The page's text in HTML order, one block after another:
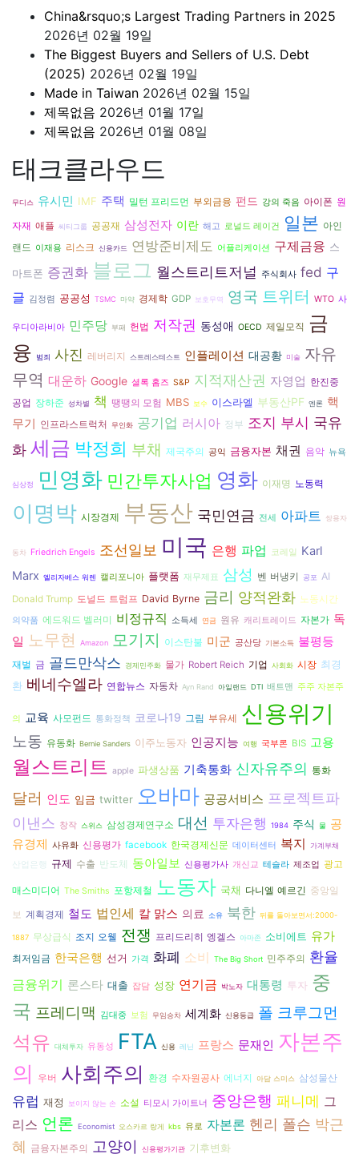
China&rsquo;s Largest Trading Partners in 2025
2026년 02월 19일
The Biggest Buyers and Sellers of U.S. Debt
(2025) 2026년 02월 19일
Made in Taiwan 2026년 02월 15일
제목없음 2026년 01월 17일
제목없음 2026년 01월 08일
태크클라우드
무디스 유시민 IMF 주택 밀턴 프리드먼 부외금융 펀드 강의 죽음 아이폰 원
자재 애플 씨티그룹 공공재 삼성전자 이란 해고 로널드 레이건 일본 아인
랜드 이재용 리스크 신용카드 연방준비제도 어플리케이션 구제금융 스
마트폰 증권화 블로그 월스트리트저널 주식회사 fed 구
글 김정렴 공공성 TSMC 마약 경제학 GDP 보호무역 영국 트위터 WTO 사
우디아라비아 민주당 부패 헌법 저작권 동성애 OECD 제일모직 금
융
범죄 사진 레버리지 스트레스테스트 인플레이션 대공황 미술 자유
무역 대운하 Google 셜록 홈즈 S&P 지적재산권 자영업 한진중
공업 장하준 성차별 책 땡땡의 모험 MBS 보수 이스라엘 부동산PF 엔론 핵
무기 인프라스트럭처 무인화 공기업 러시아 정부 조지 부시 국유
화 세금 박정희 부채 제국주의 공익 금융자본 채권 음악 뉴욕
심상정 민영화 민간투자사업 영화 이재명 노동력
이명박 시장경제 부동산 국민연금 전세 아파트 쌍용자
동차 Friedrich Engels 조선일보 미국 은행 파업 코레일
Karl
Marx 엘리자베스 워렌 캘리포니아 플랫폼 재무제표 삼성 벤 버냉키 공포 AI
Donald Trump 도널드 트럼프 David Byrne 금리 양적완화 노동시간
의약품 에드워드 벨러미 비정규직 소득세 연금 원유 캐리트레이드 자본가 독
일 노무현 Amazon 모기지 이스탄불 미군 공산당 기본소득 불평등
재벌 금 골드만삭스 경제민주화 물가 Robert Reich 기업 사회화 시장 최경
환 베네수엘라 연합뉴스 자동차 Ayn Rand 아일랜드 DTI 배트맨 주주 자본주
의 교육 사모펀드 통화정책 코로나19 그림 부유세 신용위기
노동 유동화 Bernie Sanders 이주노동자 인공지능 여행 국부론 BIS 고용
월스트리트 apple 파생상품 기축통화 신자유주의 통화
달러 인도 임금 twitter 오바마 공공서비스 프로젝트파
이낸스 창작 스위스 삼성경제연구소 대선 투자은행 1984 주식 물 공
유경제 사유화 신용평가 facebook 한국경제신문 데이터센터 복지 가계부채
산업은행 규제 수출 반도체 동아일보 신용평가사 개신교 테슬라 제조업 광고
매스미디어 The Smiths 포항제철 노동자 국채 다니엘 예르긴 중앙일
보 계획경제 철도 법인세 칼 맑스 의료 소유 북한 뒤를 돌아보면서:2000-
1887 무상급식 조지 오웰 전쟁 프리드리히 엥겔스 아마존 소비에트 유가
최저임금 한국은행 선거 가격 화폐 소비 The Big Short 민주주의 환율
금융위기 론스타 대출 잡담 성장 연기금 박노자 대통령 투자 중
국 프레디맥 김대중 보험 무임승차 세계화 신용등급 폴 크루그먼
석유 대체투자 유동성 FTA 신용 레닌 프랑스 문재인 자본주
의
우버 사회주의 환경 수자원공사 에너지 아담 스미스 삼성물산
유럽 재정 보이지 않는 손 소설 티모시 가이트너 중앙은행 패니메 그
리스 언론 Economist 오스카르 랑게 kbs 유로 자본론 헨리 폴슨 박근
혜 금융자본주의 고양이 신용평가기관 기후변화